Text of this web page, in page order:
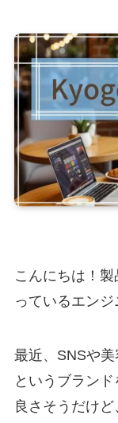
こんにちは！
っているエンジ
最近、SNSや美
というブラン
良さそうだけ